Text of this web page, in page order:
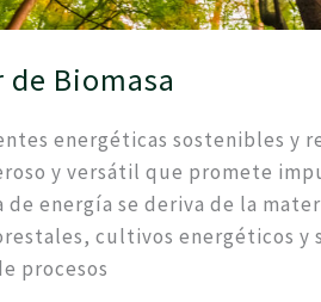
Biomasa
energéticas sostenibles y
y versátil que promete
energía se deriva de la
cultivos energéticos
procesos